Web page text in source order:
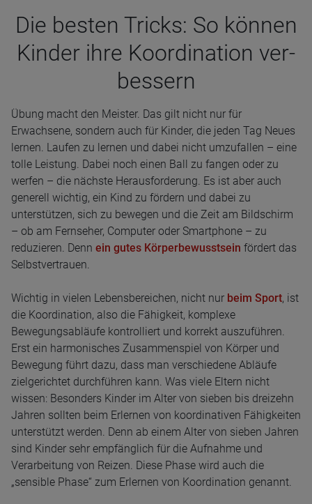
Die bes­ten Tricks: So kön­nen
Kin­der ihre Koor­di­na­tion ver­
bes­sern
Übung macht den Meister. Das gilt nicht nur für
Erwachsene, sondern auch für Kinder, die jeden Tag Neues
lernen. Laufen zu lernen und dabei nicht umzufallen – eine
tolle Leistung. Dabei noch einen Ball zu fangen oder zu
werfen – die nächste Herausforderung. Es ist aber auch
generell wichtig, ein Kind zu fördern und dabei zu
unterstützen, sich zu bewegen und die Zeit am Bildschirm
– ob am Fernseher, Computer oder Smartphone – zu
reduzieren. Denn ein gutes Körperbewusstsein fördert das
Selbstvertrauen.
Wichtig in vielen Lebensbereichen, nicht nur beim Sport, ist
die Koordination, also die Fähigkeit, komplexe
Bewegungsabläufe kontrolliert und korrekt auszuführen.
Erst ein harmonisches Zusammenspiel von Körper und
Bewegung führt dazu, dass man verschiedene Abläufe
zielgerichtet durchführen kann. Was viele Eltern nicht
wissen: Besonders Kinder im Alter von sieben bis dreizehn
Jahren sollten beim Erlernen von koordinativen Fähigkeiten
unterstützt werden. Denn ab einem Alter von sieben Jahren
sind Kinder sehr empfänglich für die Aufnahme und
Verarbeitung von Reizen. Diese Phase wird auch die
„sensible Phase“ zum Erlernen von Koordination genannt.